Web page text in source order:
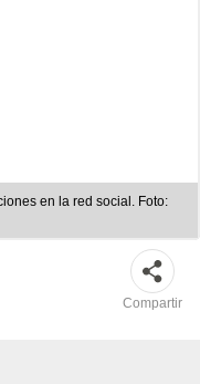
en la red social. Foto:
Compartir